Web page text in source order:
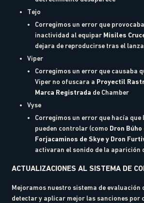
Tejo
Corregimos un error que
inactividad al equipar Misiles
dejara de reproducirse tras el
Viper
Corregimos un error que causaba
Viper no ofuscara a Proyectil
Marca Registrada de Chamber
Vyse
Corregimos un error que hacía que
pueden controlar (como Dron Búho
Forjacaminos de Skye y Dron
activaran el sonido de la aparición
ACTUALIZACIONES AL SISTEMA DE
Mejoramos nuestro sistema de evaluación
detectar y aplicar mejor las sanciones por